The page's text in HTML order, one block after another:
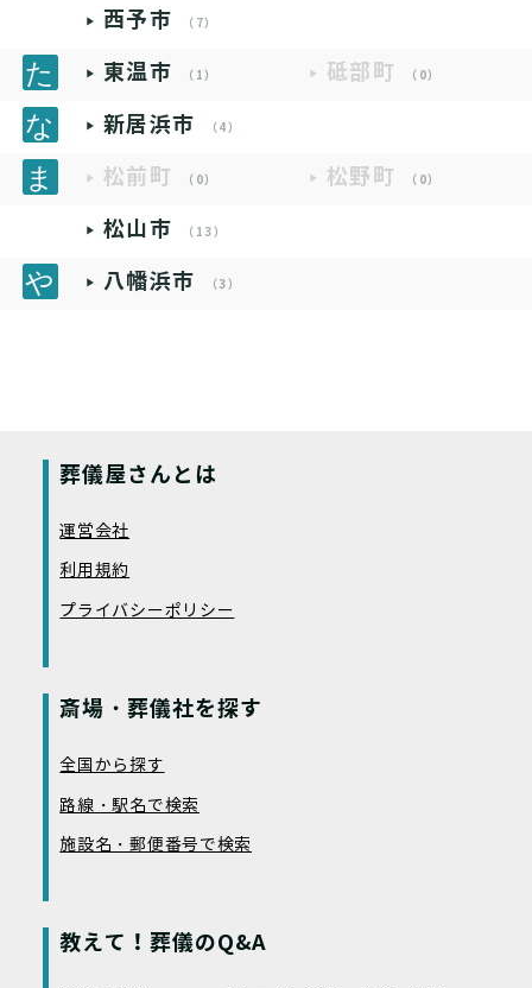
西予市 （7）
東温市 （1） 砥部町 （0）
新居浜市 （4）
松前町 （0） 松野町 （0）
松山市 （13）
八幡浜市 （3）
葬儀屋さんとは
運営会社
利用規約
プライバシーポリシー
斎場・葬儀社を探す
全国から探す
路線・駅名で検索
施設名・郵便番号で検索
教えて！葬儀のQ&A